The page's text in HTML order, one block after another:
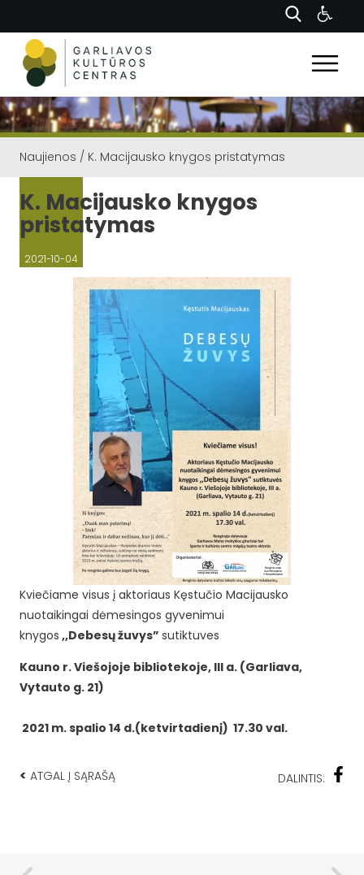
Naujienos / K. Macijausko knygos pristatymas
K. Macijausko knygos
pristatymas
2021-10-04
Kviečiame visus į aktoriaus Kęstučio Macijausko
nuotaikingai dėmesingos gyvenimui
knygos ,,Debesų žuvys” sutiktuves
Kauno r. Viešojoje bibliotekoje, III a. (Garliava,
Vytauto g. 21)
2021 m. spalio 14 d.(ketvirtadienį) 17.30 val.
< ATGAL Į SĄRAŠĄ DALINTIS: